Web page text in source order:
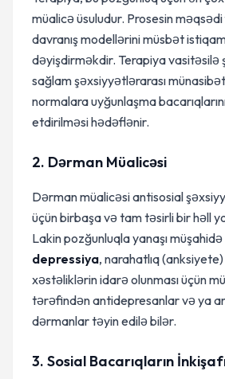
müalicə üsuludur. Prosesin
davranış modellərini müsbət
dəyişdirməkdir. Terapiya vasitəsilə
sağlam şəxsiyyətlərarası
normalara uyğunlaşma
etdirilməsi hədəflənir.
2. Dərman Müalicəsi
Dərman müalicəsi antisosial
üçün birbaşa və tam təsirli bir həll
Lakin pozğunluqla yanaşı
depressiya, narahatlıq
xəstəliklərin idarə olunması üçün
tərəfindən antidepresanlar və ya
dərmanlar təyin edilə bilər.
3. Sosial Bacarıqların